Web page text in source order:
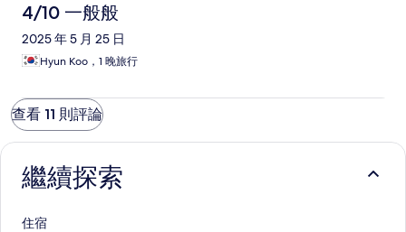
4/10 一般般
2025 年 5 月 25 日
Hyun Koo，1 晚旅行
查看 11 則評論
繼續探索
住宿